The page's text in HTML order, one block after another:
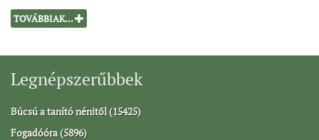
TOVÁBBIAK...
Legnépszerűbbek
Búcsú a tanító nénitől (15425)
Fogadóóra (5896)